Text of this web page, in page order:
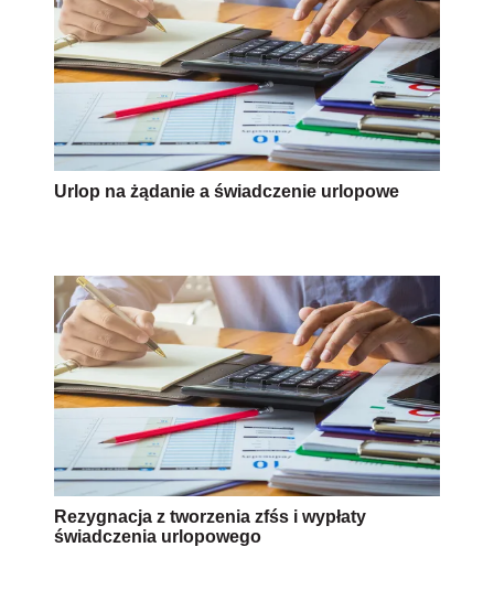
Urlop na żądanie a świadczenie urlopowe
Rezygnacja z tworzenia zfśs i wypłaty
świadczenia urlopowego